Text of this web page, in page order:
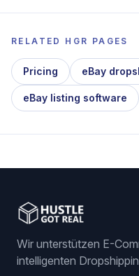
RELATED HGR PAGES
Pricing eBay
eBay listing software
Wir unterstützen E-
intelligenten